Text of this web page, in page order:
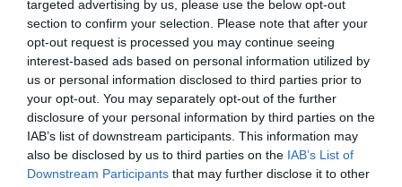
targeted advertising by us, please use the below opt-out
section to confirm your selection. Please note that after your
opt-out request is processed you may continue seeing
interest-based ads based on personal information utilized by
us or personal information disclosed to third parties prior to
your opt-out. You may separately opt-out of the further
disclosure of your personal information by third parties on the
IAB’s list of downstream participants. This information may
also be disclosed by us to third parties on the IAB’s List of
Downstream Participants that may further disclose it to other
LAISSER UN COMMENTAIRE
FAIRE UN DON
Appel aux lecteurs !